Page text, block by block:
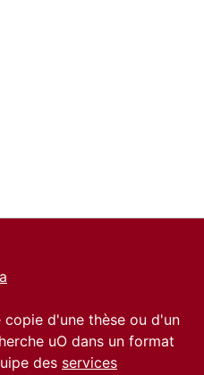
d'une thèse ou d'un
uO dans un format
des services